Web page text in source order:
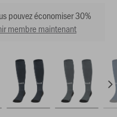
pouvez économiser 30%
membre maintenant